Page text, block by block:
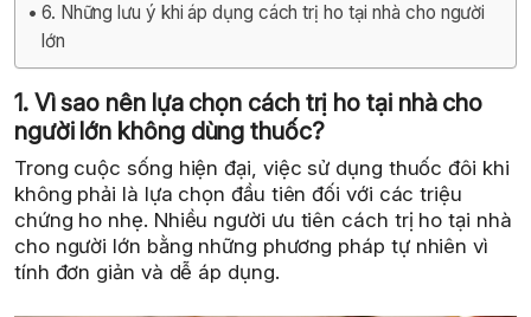
6. Những lưu ý khi áp dụng cách trị ho tại nhà cho người
lớn
1. Vì sao nên lựa chọn cách trị ho tại nhà cho
người lớn không dùng thuốc?
Trong cuộc sống hiện đại, việc sử dụng thuốc đôi khi
không phải là lựa chọn đầu tiên đối với các triệu
chứng ho nhẹ. Nhiều người ưu tiên cách trị ho tại nhà
cho người lớn bằng những phương pháp tự nhiên vì
tính đơn giản và dễ áp dụng.